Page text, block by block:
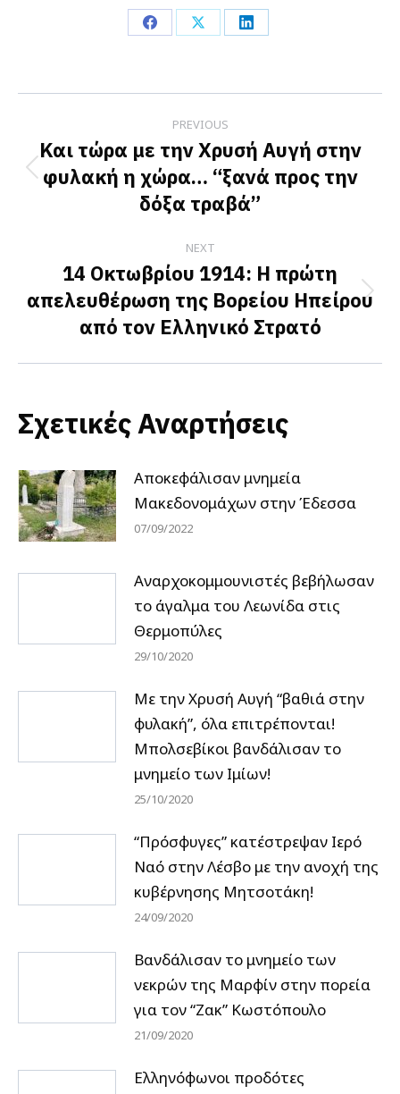
Share
Facebook
Share
X
Share
LinkedIn
navigation
PREVIOUS
Previous
post:
Και τώρα με την Χρυσή Αυγή στην
φυλακή η χώρα… “ξανά προς την
δόξα τραβά”
NEXT
Next
post:
14 Οκτωβρίου 1914: Η πρώτη
απελευθέρωση της Βορείου Ηπείρου
από τον Ελληνικό Στρατό
Σχετικές Αναρτήσεις
Αποκεφάλισαν μνημεία
Μακεδονομάχων στην Έδεσσα
07/09/2022
Αναρχοκομμουνιστές βεβήλωσαν
το άγαλμα του Λεωνίδα στις
Θερμοπύλες
29/10/2020
Με την Χρυσή Αυγή “βαθιά στην
φυλακή”, όλα επιτρέπονται!
Μπολσεβίκοι βανδάλισαν το
μνημείο των Ιμίων!
25/10/2020
“Πρόσφυγες” κατέστρεψαν Ιερό
Ναό στην Λέσβο με την ανοχή της
κυβέρνησης Μητσοτάκη!
24/09/2020
Βανδάλισαν το μνημείο των
νεκρών της Μαρφίν στην πορεία
για τον “Ζακ” Κωστόπουλο
21/09/2020
Ελληνόφωνοι προδότες